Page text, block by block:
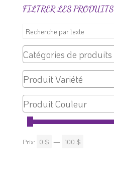
du
produit
FILTRER LES PRODUITS
Prix: 0 $ — 100 $